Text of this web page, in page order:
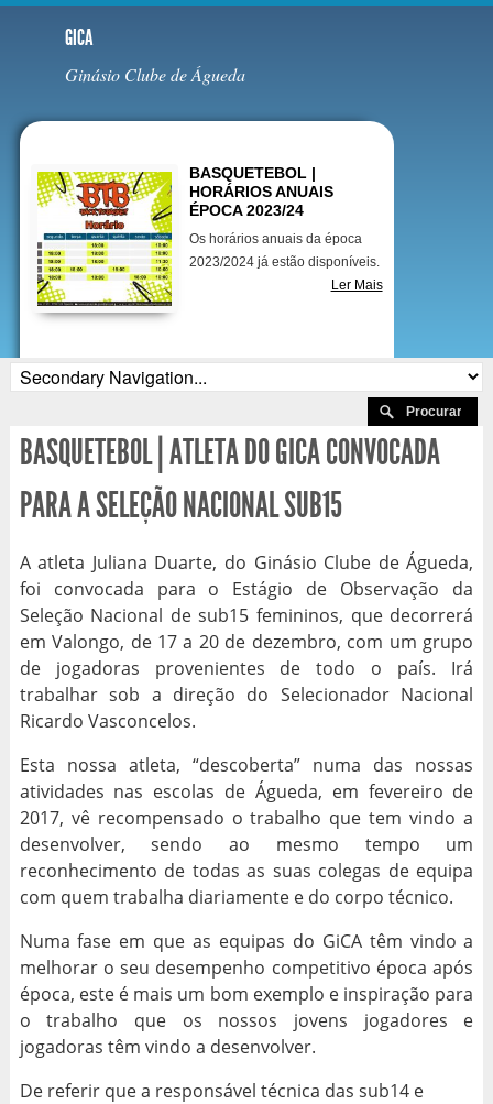
GICA
Ginásio Clube de Águeda
BASQUETEBOL |
HORÁRIOS ANUAIS
ÉPOCA 2023/24
Os horários anuais da época
2023/2024 já estão disponíveis.
Ler Mais
BASQUETEBOL | ATLETA DO GICA CONVOCADA
PARA A SELEÇÃO NACIONAL SUB15
A atleta Juliana Duarte, do Ginásio Clube de Águeda,
foi convocada para o Estágio de Observação da
Seleção Nacional de sub15 femininos, que decorrerá
em Valongo, de 17 a 20 de dezembro, com um grupo
de jogadoras provenientes de todo o país. Irá
trabalhar sob a direção do Selecionador Nacional
Ricardo Vasconcelos.
Esta nossa atleta, “descoberta” numa das nossas
atividades nas escolas de Águeda, em fevereiro de
2017, vê recompensado o trabalho que tem vindo a
desenvolver, sendo ao mesmo tempo um
reconhecimento de todas as suas colegas de equipa
com quem trabalha diariamente e do corpo técnico.
Numa fase em que as equipas do GiCA têm vindo a
melhorar o seu desempenho competitivo época após
época, este é mais um bom exemplo e inspiração para
o trabalho que os nossos jovens jogadores e
jogadoras têm vindo a desenvolver.
De referir que a responsável técnica das sub14 e